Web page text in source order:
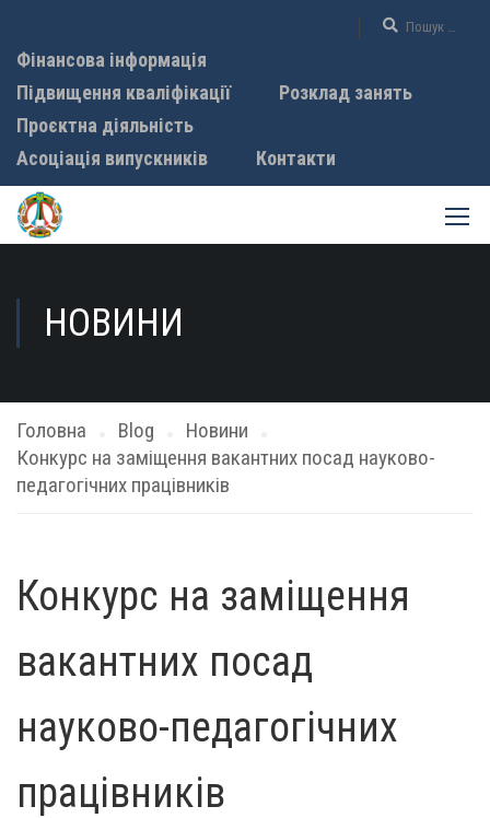
Фінансова інформація
Підвищення кваліфікації
Розклад занять
Проєктна діяльність
Асоціація випускників
Контакти
НОВИНИ
Головна Blog
Новини
Конкурс на заміщення вакантних посад науково-
педагогічних працівників
Конкурс на заміщення
вакантних посад
науково-педагогічних
працівників